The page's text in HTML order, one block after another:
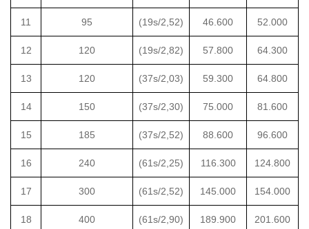
11 95 (19s/2,52) 46.600 52.000
12 120 (19s/2,82) 57.800 64.300
13 120 (37s/2,03) 59.300 64.800
14 150 (37s/2,30) 75.000 81.600
15 185 (37s/2,52) 88.600 96.600
16 240 (61s/2,25) 116.300 124.800
17 300 (61s/2,52) 145.000 154.000
18 400 (61s/2,90) 189.900 201.600